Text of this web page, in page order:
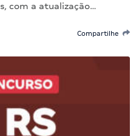
com a atualização…
Compartilhe